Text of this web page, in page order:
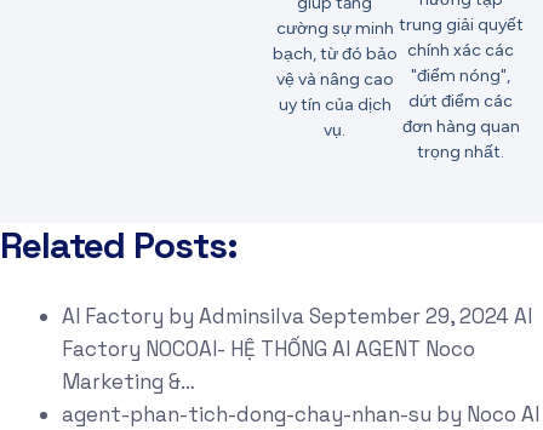
cường sự minh
bạch, từ đó bảo
vệ và nâng cao
uy tín của dịch
vụ.
trung giải quyết
chính xác các
"điểm nóng",
dứt điểm các
đơn hàng quan
trọng nhất.
Related Posts:
AI Factory by AdminsilvaSeptember 29, 2024 AI
Factory NOCOAI- HỆ THỐNG AI AGENT Noco
Marketing &…
agent-phan-tich-dong-chay-nhan-su by Noco AI